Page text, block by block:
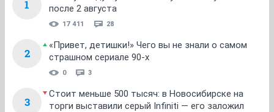
1
после 2 августа
17 411 28
2
«Привет, детишки!» Чего вы не знали о самом
страшном сериале 90-х
0 3
3
Стоит меньше 500 тысяч: в Новосибирске на
торги выставили серый Infiniti — его заложил